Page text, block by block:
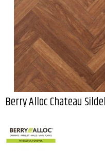
Berry Alloc Chateau